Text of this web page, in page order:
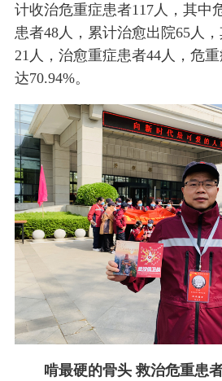
计收治危重症患者117人，其中
患者48人，累计治愈出院65人
21人，治愈重症患者44人，危
达70.94%。
啃最硬的骨头 救治危重患